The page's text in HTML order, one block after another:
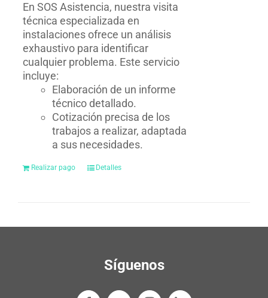
En SOS Asistencia, nuestra visita
técnica especializada en
instalaciones ofrece un análisis
exhaustivo para identificar
cualquier problema. Este servicio
incluye:
Elaboración de un informe
técnico detallado.
Cotización precisa de los
trabajos a realizar, adaptada
a sus necesidades.
Realizar pago Detalles
Síguenos